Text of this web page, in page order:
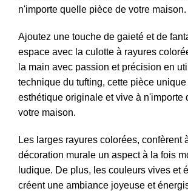
n'importe quelle pièce de votre maison.
Ajoutez une touche de gaieté et de
espace avec la culotte à rayures
la main avec passion et précision en
technique du tufting, cette pièce
esthétique originale et vive à n'importe
votre maison.
Les larges rayures colorées, confèrent
décoration murale un aspect à la fois
ludique. De plus, les couleurs vives et
créent une ambiance joyeuse et